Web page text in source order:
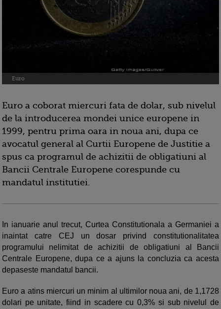
Euro
Euro a coborat miercuri fata de dolar, sub nivelul
de la introducerea mondei unice europene in
1999, pentru prima oara in noua ani, dupa ce
avocatul general al Curtii Europene de Justitie a
spus ca programul de achizitii de obligatiuni al
Bancii Centrale Europene corespunde cu
mandatul institutiei.
In ianuarie anul trecut, Curtea Constitutionala a Germaniei a
inaintat catre CEJ un dosar privind constitutionalitatea
programului nelimitat de achizitii de obligatiuni al Bancii
Centrale Europene, dupa ce a ajuns la concluzia ca acesta
depaseste mandatul bancii.
Euro a atins miercuri un minim al ultimilor noua ani, de 1,1728
dolari pe unitate, fiind in scadere cu 0,3% si sub nivelul de